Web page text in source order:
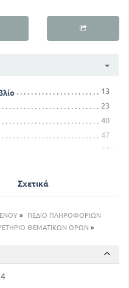
13
23
40
47
64
200
227
Σχετικά
»
ΠΕΔΙΟ ΠΛΗΡΟΦΟΡΙΩΝ
ΘΕΜΑΤΙΚΩΝ ΟΡΩΝ »